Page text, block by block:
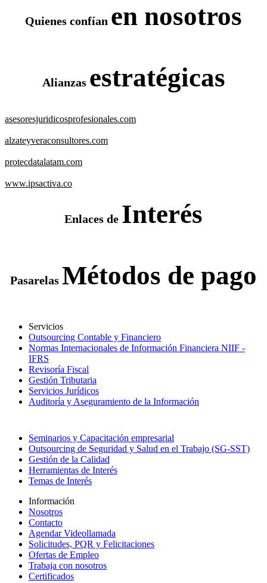
Quienes confían en nosotros
Alianzas estratégicas
asesoresjuridicosprofesionales.com
alzateyveraconsultores.com
protecdatalatam.com
www.ipsactiva.co
Enlaces de Interés
Pasarelas Métodos de pago
Servicios
Outsourcing Contable y Financiero
Normas Internacionales de Información Financiera NIIF -
IFRS
Revisoría Fiscal
Gestión Tributaria
Servicios Jurídicos
Auditoría y Aseguramiento de la Información
Seminarios y Capacitación empresarial
Outsourcing de Seguridad y Salud en el Trabajo (SG-SST)
Gestión de la Calidad
Herramientas de Interés
Temas de Interés
Información
Nosotros
Contacto
Agendar Videollamada
Solicitudes, PQR y Felicitaciones
Ofertas de Empleo
Trabaja con nosotros
Certificados